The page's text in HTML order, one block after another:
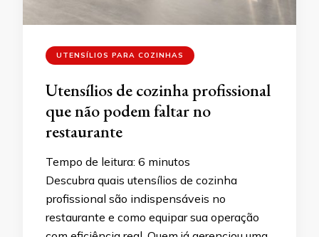
UTENSÍLIOS PARA COZINHAS
Utensílios de cozinha profissional
que não podem faltar no
restaurante
Tempo de leitura: 6 minutos
Descubra quais utensílios de cozinha
profissional são indispensáveis no
restaurante e como equipar sua operação